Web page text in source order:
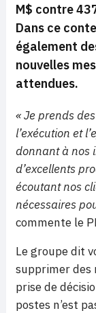
M$ contre
Dans ce
également
nouvelles
attendues.
« Je prends
l’exécution et
donnant à nos
d’excellents
écoutant nos
nécessaires
commente le
Le groupe dit
supprimer des
prise de
postes n’est